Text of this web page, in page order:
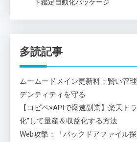
ト鑑定自動化パッケージ
多読記事
ムームードメイン更新料：賢い管
デンティティを守る
【コピペ×APIで爆速副業】楽天ト
化”して量産＆収益化する方法
Web攻撃：「バックドアファイル